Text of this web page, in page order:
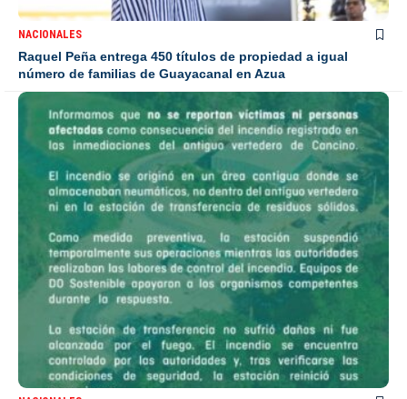
NACIONALES
Raquel Peña entrega 450 títulos de propiedad a igual
número de familias de Guayacanal en Azua